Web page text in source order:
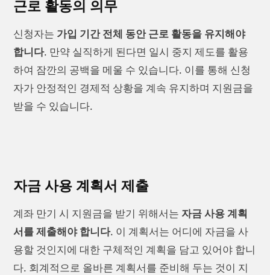
근로 활동의 의무
신청자는 가입 기간 전체 동안 근로 활동을 유지해야
합니다. 만약 실직하게 된다면 일시 중지 제도를 활용
하여 잠깐의 공백을 메울 수 있습니다. 이를 통해 신청
자가 안정적인 경제적 상황을 계속 유지하며 지원금을
받을 수 있습니다.
자금 사용 계획서 제출
계좌 만기 시 지원금을 받기 위해서는 자금 사용 계획
서를 제출해야 합니다. 이 계획서는 어디에 자금을 사
용할 것인지에 대한 구체적인 계획을 담고 있어야 합니
다. 회계적으로 올바른 계획서를 준비해 두는 것이 지